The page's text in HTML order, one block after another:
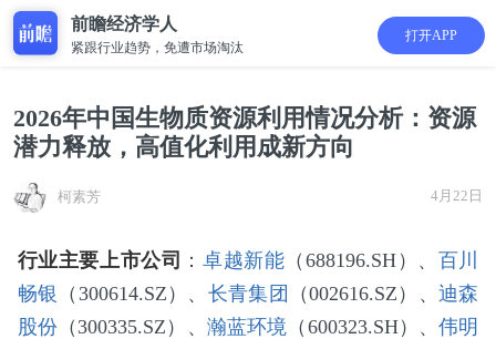
前瞻经济学人
紧跟行业趋势，免遭市场淘汰
打开APP
2026年中国生物质资源利用情况分析：资源
潜力释放，高值化利用成新方向
柯素芳 4月22日
行业主要上市公司 ：卓越新能 （688196.SH）、 百川
畅银
（300614.SZ）、 长青集团 （002616.SZ）、迪森
股份（300335.SZ）、 瀚蓝环境 （600323.SH）、伟明